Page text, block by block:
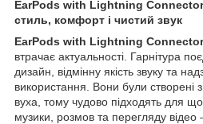
EarPods with Lightning
стиль, комфорт і чистий звук
EarPods with Lightning Connector
втрачає актуальності. Гарнітура
дизайн, відмінну якість звуку та
використання. Вони були створені
вуха, тому чудово підходять для
музики, розмов та перегляду відео